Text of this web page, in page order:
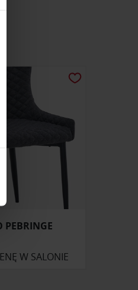
PEBRINGE
W SALONIE